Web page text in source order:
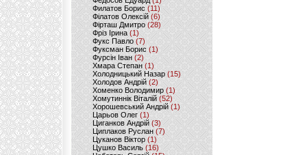
Филатов Борис (11)
Філатов Олексій (6)
Фірташ Дмитро (28)
Фріз Ірина (1)
Фукс Павло (7)
Фуксман Борис (1)
Фурсін Іван (2)
Хмара Степан(1)
Холодницький Назар(15)
Холодов Андрій (2)
Хоменко Володимир (1)
Хомутиннік Віталій (52)
Хорошевський Андрій (1)
Царьов Олег (1)
Циганков Андрій (3)
Циплаков Руслан(7)
Цуканов Віктор (1)
Цушко Василь (16)